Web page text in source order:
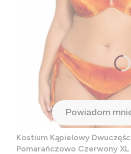
Powiadom
Kostium Kąpielowy
Pomarańczowo Czerwony